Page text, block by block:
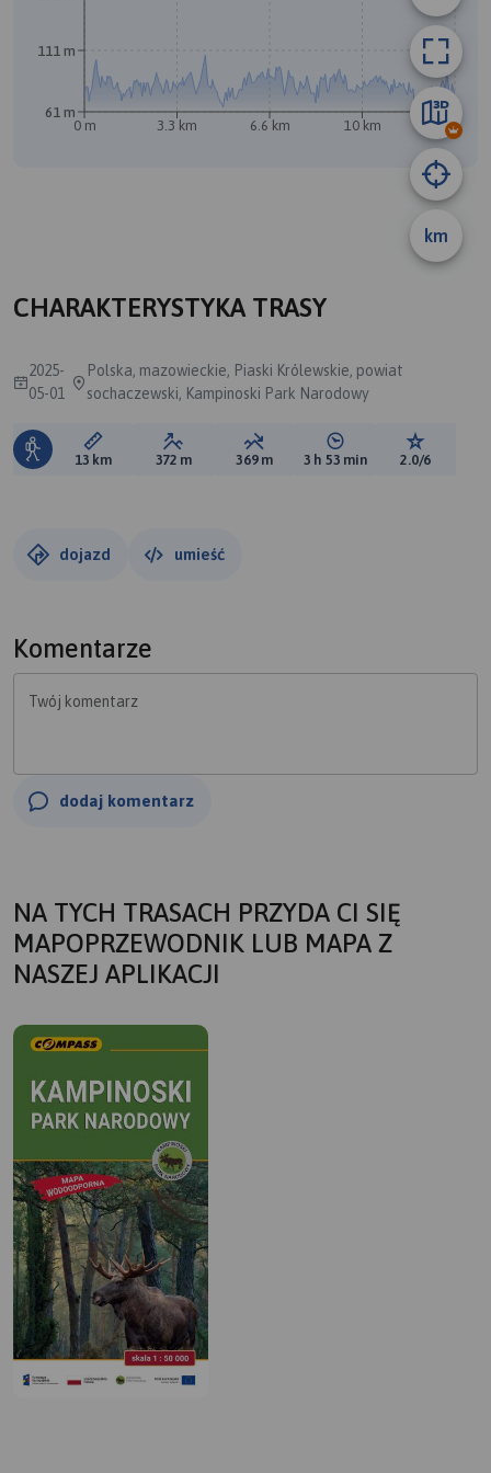
km
0 m 3.3 km 6.6 km 10 km 13 km
61 m
111 m
CHARAKTERYSTYKA TRASY
2025-
05-01
Polska, mazowieckie, Piaski Królewskie, powiat
sochaczewski, Kampinoski Park Narodowy
Długość trasy:
13 km Suma przewyższeń:
372 m Suma spadków:
369 m Średni czas potrzebny
3 h 53 min Ocena
2.0/6
dojazd umieść
Komentarze
Twój komentarz
dodaj komentarz
NA TYCH TRASACH PRZYDA CI SIĘ
MAPOPRZEWODNIK LUB MAPA Z
NASZEJ APLIKACJI